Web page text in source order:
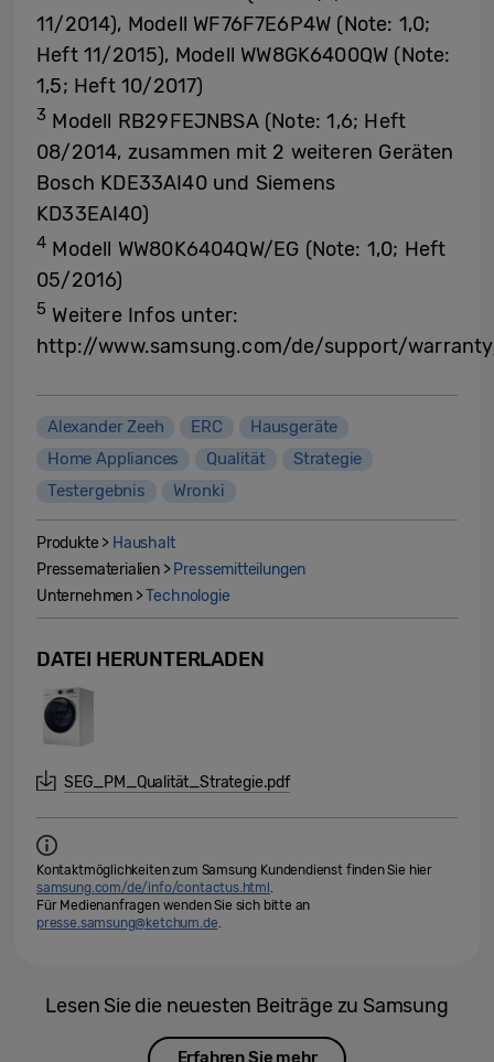
11/2014), Modell WF76F7E6P4W (Note: 1,0;
Heft 11/2015), Modell WW8GK6400QW (Note:
1,5; Heft 10/2017)
3 Modell RB29FEJNBSA (Note: 1,6; Heft
08/2014, zusammen mit 2 weiteren Geräten
Bosch KDE33AI40 und Siemens
KD33EAI40)
4 Modell WW80K6404QW/EG (Note: 1,0; Heft
05/2016)
5 Weitere Infos unter:
http://www.samsung.com/de/support/
Alexander Zeeh ERC
Hausgeräte
Home Appliances
Qualität
Strategie
Testergebnis
Wronki
Produkte > Haushalt
Pressematerialien > Pressemitteilungen
Unternehmen >Technologie
DATEI HERUNTERLADEN
SEG_PM_Qualität_Strategie.pdf
Kontaktmöglichkeiten zum Samsung Kundendienst finden Sie hier
samsung.com/de/info/contactus.html
Für Medienanfragen wenden Sie sich bitte an
presse.samsung@ketchum.de
Lesen Sie die neuesten Beiträge zu Samsung